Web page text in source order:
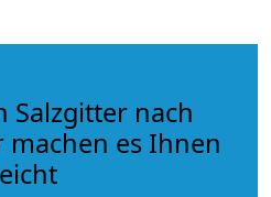
Salzgitter nach
machen es Ihnen